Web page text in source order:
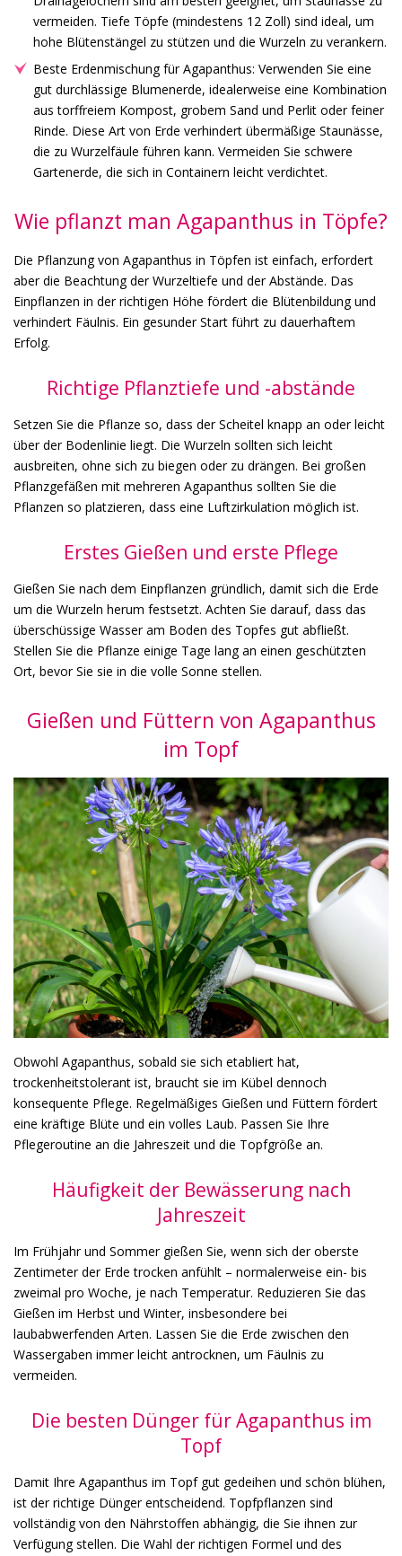
vermeiden. Tiefe Töpfe (mindestens 12 Zoll) sind ideal, um
hohe Blütenstängel zu stützen und die Wurzeln zu verankern.
Beste Erdenmischung für Agapanthus: Verwenden Sie eine
gut durchlässige Blumenerde, idealerweise eine Kombination
aus torffreiem Kompost, grobem Sand und Perlit oder feiner
Rinde. Diese Art von Erde verhindert übermäßige Staunässe,
die zu Wurzelfäule führen kann. Vermeiden Sie schwere
Gartenerde, die sich in Containern leicht verdichtet.
Wie pflanzt man Agapanthus in Töpfe?
Die Pflanzung von Agapanthus in Töpfen ist einfach, erfordert
aber die Beachtung der Wurzeltiefe und der Abstände. Das
Einpflanzen in der richtigen Höhe fördert die Blütenbildung und
verhindert Fäulnis. Ein gesunder Start führt zu dauerhaftem
Erfolg.
Richtige Pflanztiefe und -abstände
Setzen Sie die Pflanze so, dass der Scheitel knapp an oder leicht
über der Bodenlinie liegt. Die Wurzeln sollten sich leicht
ausbreiten, ohne sich zu biegen oder zu drängen. Bei großen
Pflanzgefäßen mit mehreren Agapanthus sollten Sie die
Pflanzen so platzieren, dass eine Luftzirkulation möglich ist.
Erstes Gießen und erste Pflege
Gießen Sie nach dem Einpflanzen gründlich, damit sich die Erde
um die Wurzeln herum festsetzt. Achten Sie darauf, dass das
überschüssige Wasser am Boden des Topfes gut abfließt.
Stellen Sie die Pflanze einige Tage lang an einen geschützten
Ort, bevor Sie sie in die volle Sonne stellen.
Gießen und Füttern von Agapanthus
im Topf
Obwohl Agapanthus, sobald sie sich etabliert hat,
trockenheitstolerant ist, braucht sie im Kübel dennoch
konsequente Pflege. Regelmäßiges Gießen und Füttern fördert
eine kräftige Blüte und ein volles Laub. Passen Sie Ihre
Pflegeroutine an die Jahreszeit und die Topfgröße an.
Häufigkeit der Bewässerung nach
Jahreszeit
Im Frühjahr und Sommer gießen Sie, wenn sich der oberste
Zentimeter der Erde trocken anfühlt – normalerweise ein- bis
zweimal pro Woche, je nach Temperatur. Reduzieren Sie das
Gießen im Herbst und Winter, insbesondere bei
laubabwerfenden Arten. Lassen Sie die Erde zwischen den
Wassergaben immer leicht antrocknen, um Fäulnis zu
vermeiden.
Die besten Dünger für Agapanthus im
Topf
Damit Ihre Agapanthus im Topf gut gedeihen und schön blühen,
ist der richtige Dünger entscheidend. Topfpflanzen sind
vollständig von den Nährstoffen abhängig, die Sie ihnen zur
Verfügung stellen. Die Wahl der richtigen Formel und des